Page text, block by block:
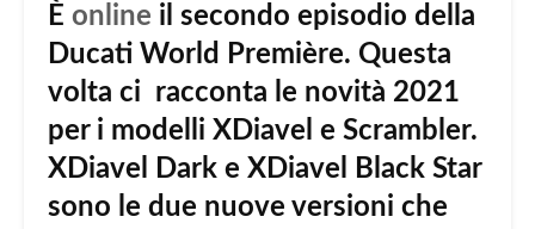
È online il secondo episodio della
Ducati World Première. Questa
volta ci racconta le novità 2021
per i modelli XDiavel e Scrambler.
XDiavel Dark e XDiavel Black Star
sono le due nuove versioni che